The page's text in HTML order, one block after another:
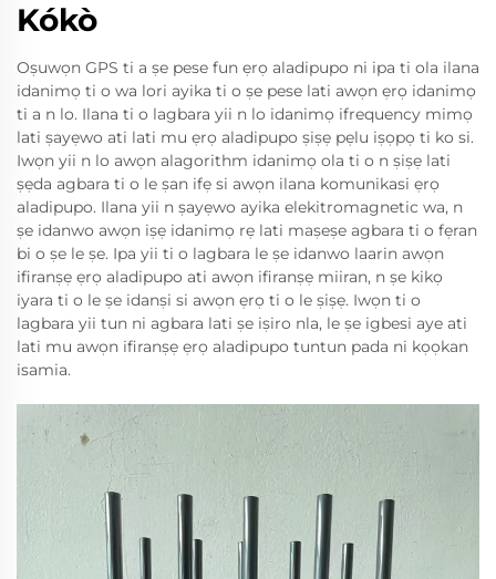
Kókò
Oṣuwọn GPS ti a ṣe pese fun ẹrọ aladipupo ni ipa ti ola ilana
idanimọ ti o wa lori ayika ti o ṣe pese lati awọn ẹrọ idanimọ
ti a n lo. Ilana ti o lagbara yii n lo idanimọ ifrequency mimọ
lati ṣayẹwo ati lati mu ẹrọ aladipupo ṣiṣẹ pẹlu iṣọpọ ti ko si.
Iwọn yii n lo awọn alagorithm idanimọ ola ti o n ṣiṣẹ lati
ṣẹda agbara ti o le ṣan ifẹ si awọn ilana komunikasi ẹrọ
aladipupo. Ilana yii n ṣayẹwo ayika elekitromagnetic wa, n
ṣe idanwo awọn iṣẹ idanimọ rẹ lati maṣeṣe agbara ti o fẹran
bi o ṣe le ṣe. Ipa yii ti o lagbara le ṣe idanwo laarin awọn
ifiranṣẹ ẹrọ aladipupo ati awọn ifiranṣẹ miiran, n ṣe kikọ
iyara ti o le ṣe idanṣi si awọn ẹrọ ti o le ṣiṣẹ. Iwọn ti o
lagbara yii tun ni agbara lati ṣe iṣiro nla, le ṣe igbesi aye ati
lati mu awọn ifiranṣẹ ẹrọ aladipupo tuntun pada ni kọọkan
isamia.